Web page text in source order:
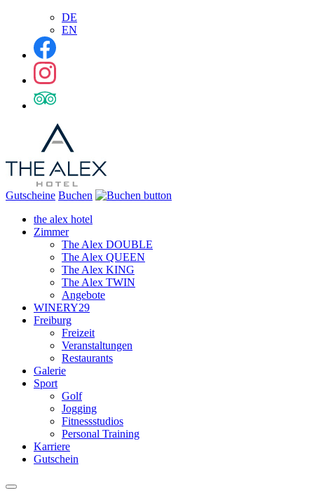
DE
EN
Gutscheine Buchen
the alex hotel
Zimmer
The Alex DOUBLE
The Alex QUEEN
The Alex KING
The Alex TWIN
Angebote
WINERY29
Freiburg
Freizeit
Veranstaltungen
Restaurants
Galerie
Sport
Golf
Jogging
Fitnessstudios
Personal Training
Karriere
Gutschein